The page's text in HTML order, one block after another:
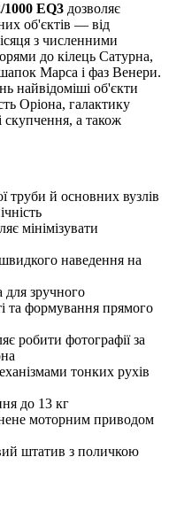
EQ3 дозволяє
об'єктів — від
з численними
до кілець Сатурна,
Марса і фаз Венери.
найвідоміші об'єкти
Оріона, галактику
скупчення, а також
труби й основних вузлів
мінімізувати
наведення на
для зручного
та формування прямого
робити фотографії за
тонких рухів
до 13 кг
моторним приводом
штатив з поличкою